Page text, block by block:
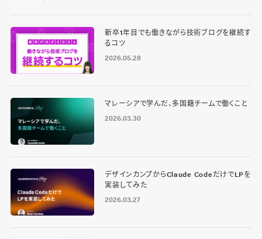
新卒1年目でも働きながら技術ブログを継続す
るコツ
2026.05.28
マレーシアで学んだ、多国籍チームで働くこと
2026.03.30
デザインカンプからClaude CodeだけでLPを
実装してみた
2026.03.27